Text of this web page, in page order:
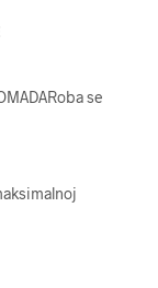
se